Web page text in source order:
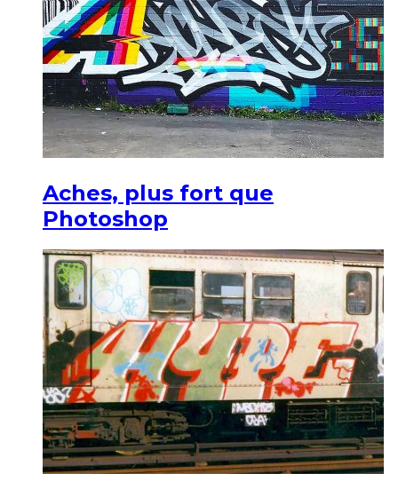
Aches, plus fort que
Photoshop